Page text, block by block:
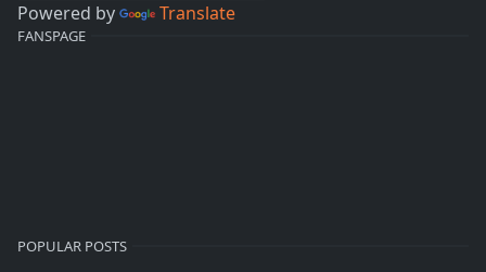
Powered by Translate
FANSPAGE
POPULAR POSTS